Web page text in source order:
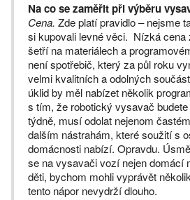
Na co se zaměřit při výběru
Cena. Zde platí pravidlo – nejsme
si kupovali levné věci. Nízká cena
šetří na materiálech a
není spotřebič, který za půl roku
velmi kvalitních a odolných
úklid by měl nabízet několik
s tím, že robotický vysavač
týdně, musí odolat nejenom
dalším nástrahám, které soužití s
domácnosti nabízí. Opravdu.
se na vysavači vozí nejen domácí
děti, bychom mohli vyprávět
tento nápor nevydrží dlouho.